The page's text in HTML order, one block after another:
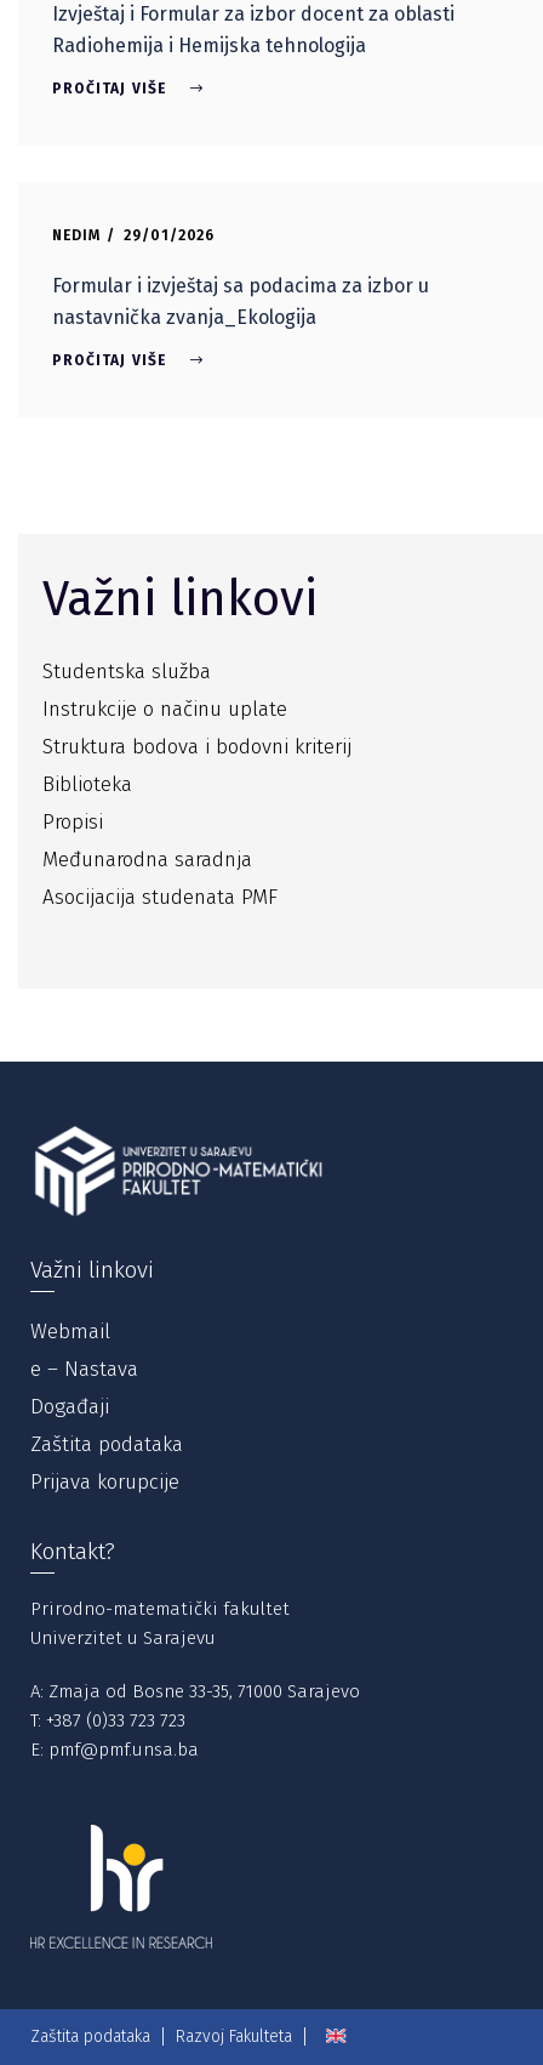
Izvještaj i Formular za izbor docent za oblasti
Radiohemija i Hemijska tehnologija
PROČITAJ VIŠE
NEDIM 29/01/2026
Formular i izvještaj sa podacima za izbor u
nastavnička zvanja_Ekologija
PROČITAJ VIŠE
Važni linkovi
Studentska služba
Instrukcije o načinu uplate
Struktura bodova i bodovni kriterij
Biblioteka
Propisi
Međunarodna saradnja
Asocijacija studenata PMF
Važni linkovi
Webmail
e – Nastava
Događaji
Zaštita podataka
Prijava korupcije
Kontakt?
Prirodno-matematički fakultet
Univerzitet u Sarajevu
A: Zmaja od Bosne 33-35, 71000 Sarajevo
T: +387 (0)33 723 723
E: pmf@pmf.unsa.ba
Zaštita podataka Razvoj Fakulteta